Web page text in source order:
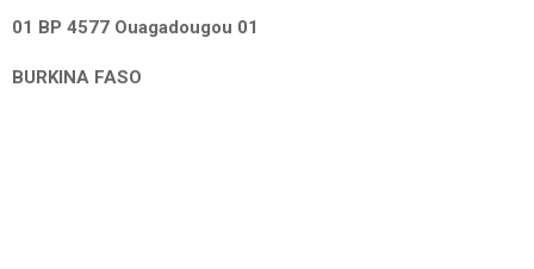
01 BP 4577 Ouagadougou 01
BURKINA FASO